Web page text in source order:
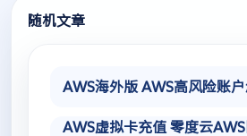
随机文章
AWS海外版 AWS高风险账
AWS虚拟卡充值 零度云